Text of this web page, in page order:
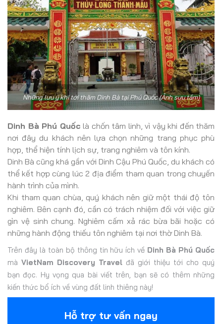
Những lưu ý khi tới thăm Dinh Bà tại Phú Quốc (Ảnh sưu tầm)
Dinh Bà Phú Quốc là chốn tâm linh, vì vậy khi đến thăm
nơi đây du khách nên lựa chọn những trang phục phù
hợp, thể hiện tính lịch sự, trang nghiêm và tôn kính.
Dinh Bà cũng khá gần với Dinh Cậu Phú Quốc, du khách có
thể kết hợp cùng lúc 2 địa điểm tham quan trong chuyến
hành trình của mình.
Khi tham quan chùa, quý khách nên giữ một thái độ tôn
nghiêm. Bên cạnh đó, cần có trách nhiệm đối với việc giữ
gìn vệ sinh chung. Nghiêm cấm xả rác bừa bãi hoặc có
những hành động thiếu tôn nghiêm tại nơi thờ Dinh Bà.
Trên đây là toàn bộ thông tin hữu ích về Dinh Bà Phú Quốc
mà VietNam Discovery Travel đã giới thiệu tới cho quý
bạn đọc. Hy vọng qua bài viết trên, bạn sẽ có thêm những
kiến thức bổ ích về vùng đất linh thiêng này!
Hỗ trợ tư vấn ngay